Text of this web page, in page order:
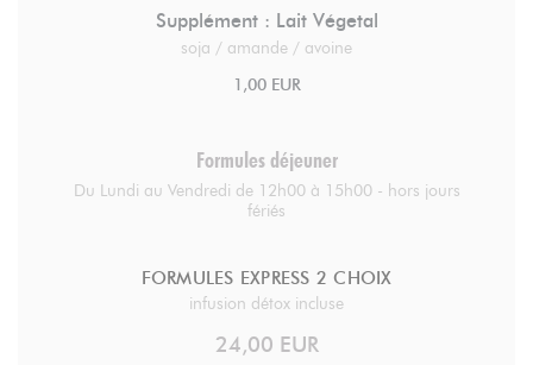
Supplément : Lait Végetal
soja / amande / avoine
1,00 EUR
Formules déjeuner
Du Lundi au Vendredi de 12h00 à 15h00 - hors jours
fériés
FORMULES EXPRESS 2 CHOIX
infusion détox incluse
24,00 EUR